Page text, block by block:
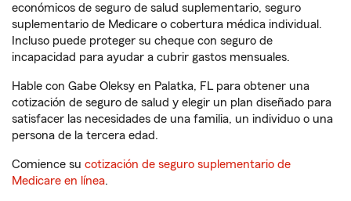
económicos de seguro de salud suplementario, seguro
suplementario de Medicare o cobertura médica individual.
Incluso puede proteger su cheque con seguro de
incapacidad para ayudar a cubrir gastos mensuales.
Hable con Gabe Oleksy en Palatka, FL para obtener una
cotización de seguro de salud y elegir un plan diseñado para
satisfacer las necesidades de una familia, un individuo o una
persona de la tercera edad.
Comience su cotización de seguro suplementario de
Medicare en línea.